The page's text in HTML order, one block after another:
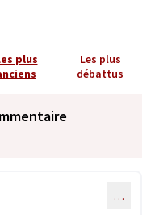
plus
Les plus
débattus
…